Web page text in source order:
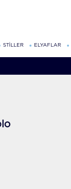
STİLLER ELYAFLAR